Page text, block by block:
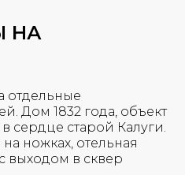
НА
отдельные
Дом 1832 года, объект
сердце старой Калуги.
ножках, отельная
выходом в сквер